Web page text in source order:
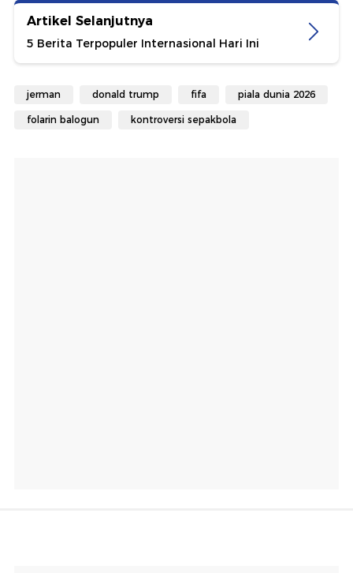
Artikel Selanjutnya
5 Berita Terpopuler Internasional Hari Ini
jerman donald trump fifa piala dunia 2026
folarin balogun kontroversi sepakbola